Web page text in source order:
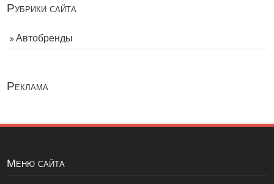
Рубрики сайта
Автобренды
Реклама
Меню сайта